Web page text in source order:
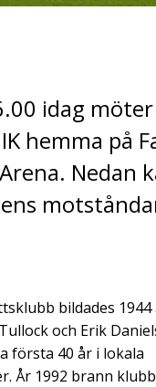
idag möter
hemma på
Nedan
bildades 1944
och Erik
första 40 år i lokala
År 1992 brann